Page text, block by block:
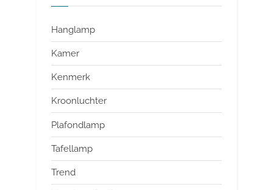
Hanglamp
Kamer
Kenmerk
Kroonluchter
Plafondlamp
Tafellamp
Trend